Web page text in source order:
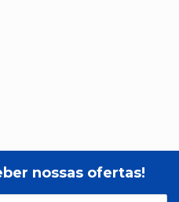
nossas ofertas!